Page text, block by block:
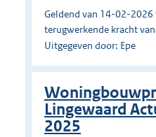
Geldend van 14-02-
terugwerkende kracht
Uitgegeven door: Epe
Lingewaard
2025